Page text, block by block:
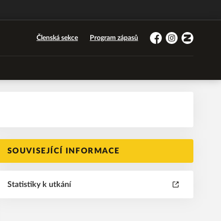
Členská sekce Program zápasů
FacebookInstagramZonerama
SOUVISEJÍCÍ INFORMACE
Statistiky k utkání